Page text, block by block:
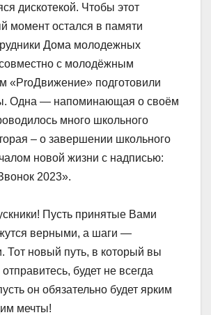
дискотекой. Чтобы этот
момент остался в памяти
Дома молодежных
с молодёжным
«ProДвижение» подготовили
Одна — напоминающая о своём
много школьного
– о завершении школьного
новой жизни с надписью:
2023».
Пусть принятые Вами
верными, а шаги —
Тот новый путь, в который вы
будет не всегда
он обязательно будет ярким
мечты!